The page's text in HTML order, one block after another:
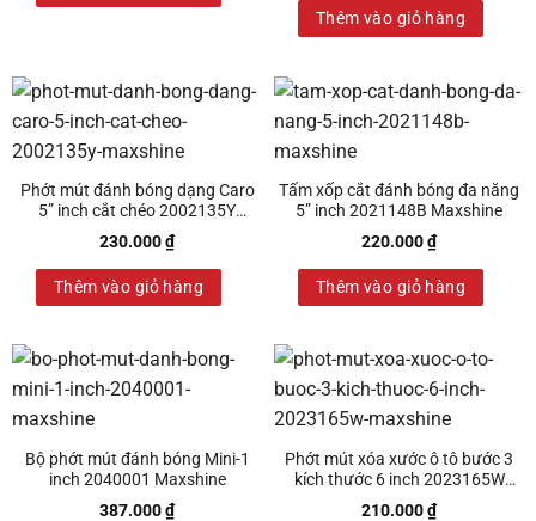
Thêm vào giỏ hàng
Phớt mút đánh bóng dạng Caro
5” inch cắt chéo 2002135Y
Maxshine
230.000₫
Thêm vào giỏ hàng
Tấm xốp cắt đánh bóng đa năng
5” inch 2021148B Maxshine
220.000₫
Thêm vào giỏ hàng
Bộ phớt mút đánh bóng Mini-1
inch 2040001 Maxshine
387.000₫
Phớt mút xóa xước ô tô bước 3
kích thước 6 inch 2023165W
Maxshine
210.000₫